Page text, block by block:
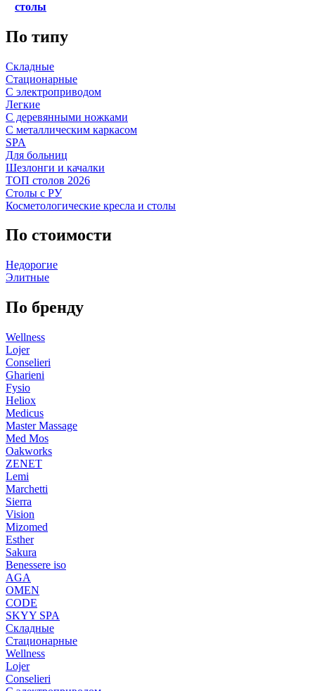
столы
По типу
Складные
Стационарные
С электроприводом
Легкие
С деревянными ножками
С металлическим каркасом
SPA
Для больниц
Шезлонги и качалки
ТОП столов 2026
Столы с РУ
Косметологические кресла и столы
По стоимости
Недорогие
Элитные
По бренду
Wellness
Lojer
Conselieri
Gharieni
Fysio
Heliox
Medicus
Master Massage
Med Mos
Oakworks
ZENET
Lemi
Marchetti
Sierra
Vision
Mizomed
Esther
Sakura
Benessere iso
AGA
OMEN
CODE
SKYY SPA
Складные
Стационарные
Wellness
Lojer
Conselieri